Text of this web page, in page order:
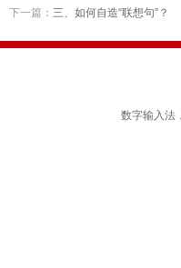
下一篇： 三、如何自造“联想句”？
数字输入法